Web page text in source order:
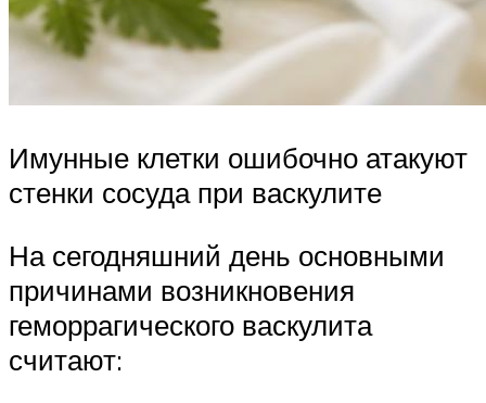
Имунные клетки ошибочно атакуют
стенки сосуда при васкулите
На сегодняшний день основными
причинами возникновения
геморрагического васкулита
считают: